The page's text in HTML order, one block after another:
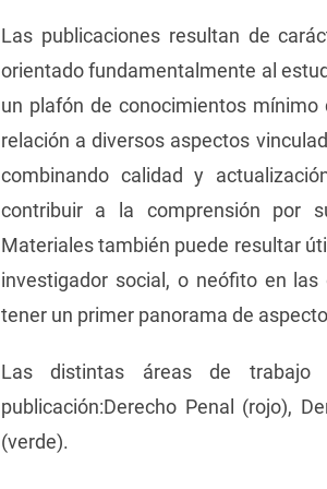
Las publicaciones resultan de
orientado fundamentalmente al
un plafón de conocimientos
relación a diversos aspectos
combinando calidad y
contribuir a la comprensión por
Materiales también puede resultar
investigador social, o neófito en
tener un primer panorama de
Las distintas áreas de
publicación:Derecho Penal (rojo),
(verde).